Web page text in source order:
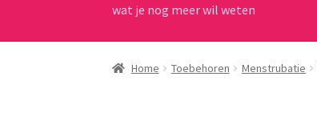
wat je nog meer wil weten
Home Toebehoren Menstrubatie